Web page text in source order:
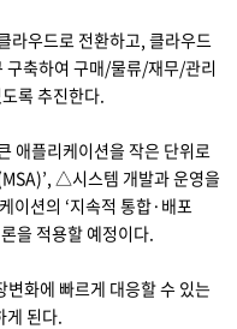
라우드로 전환하고, 클라우드
구축하여 구매/물류/재무/관리
록 추진한다.
애플리케이션을 작은 단위로
△시스템 개발과 운영을
이션의 ‘지속적 통합·배포
을 적용할 예정이다.
화에 빠르게 대응할 수 있는
된다.